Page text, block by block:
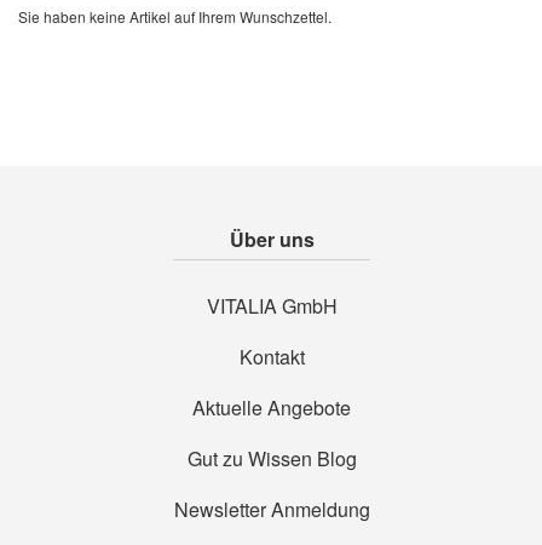
Sie haben keine Artikel auf Ihrem Wunschzettel.
Über uns
VITALIA GmbH
Kontakt
Aktuelle Angebote
Gut zu Wissen Blog
Newsletter Anmeldung